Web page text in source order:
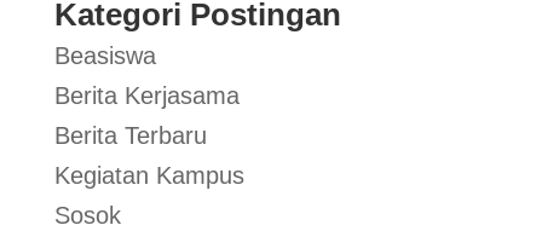
Kategori Postingan
Beasiswa
Berita Kerjasama
Berita Terbaru
Kegiatan Kampus
Sosok